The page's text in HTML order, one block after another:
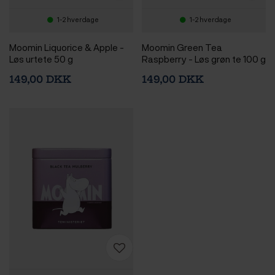
1-2 hverdage
Moomin Liquorice & Apple -
Løs urtete 50 g
149,00 DKK
1-2 hverdage
Moomin Green Tea
Raspberry - Løs grøn te 100 g
149,00 DKK